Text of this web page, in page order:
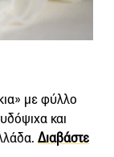
με φύλλο
και
Διαβάστε